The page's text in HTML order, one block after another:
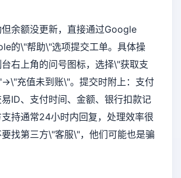
余额没更新，直接通过Google
的\"帮助\"选项提交工单。具体操
右上角的问号图标，选择\"获取支
充值未到账\"。提交时附上：支付
ID、支付时间、金额、银行扣款记
持通常24小时内回复，处理效率很
找第三方\"客服\"，他们可能也是骗